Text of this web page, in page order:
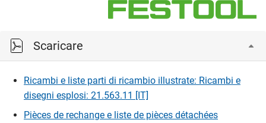
Scaricare
Ricambi e liste parti di ricambio illustrate: Ricambi e
disegni esplosi: 21.563.11 [IT]
Pièces de rechange e liste de pièces détachées